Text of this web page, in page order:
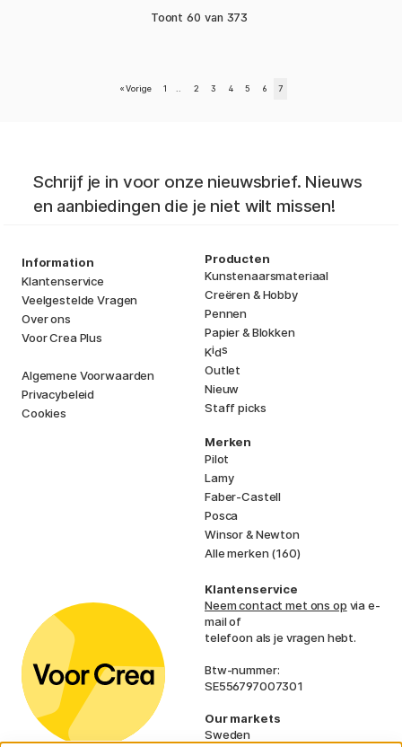
Toont 60 van 373
« Vorige 1 2 3 4 5 6 7
Schrijf je in voor onze nieuwsbrief. Nieuws
en aanbiedingen die je niet wilt missen!
Information
Klantenservice
Veelgestelde Vragen
Over ons
Voor Crea Plus
Algemene Voorwaarden
Privacybeleid
Cookies
Producten
Kunstenaarsmateriaal
Creëren & Hobby
Pennen
Papier & Blokken
Kids
Outlet
Nieuw
Staff picks
Merken
Pilot
Lamy
Faber-Castell
Posca
Winsor & Newton
Alle merken (160)
Klantenservice
Neem contact met ons op via e-
mail of
telefoon als je vragen hebt.
Btw-nummer:
SE556797007301
Our markets
Sweden